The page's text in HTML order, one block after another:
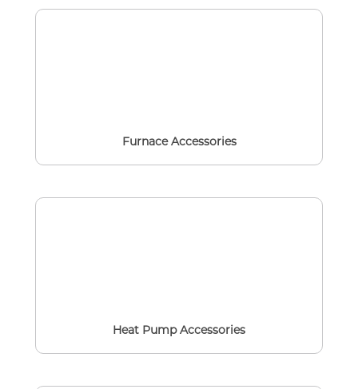
Furnace Accessories
Heat Pump Accessories